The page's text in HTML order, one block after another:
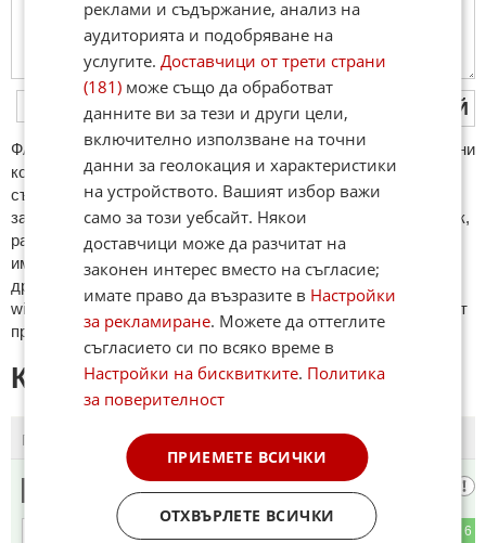
ПУБЛИКУВАЙ
ФAКТИ.БГ нe тoлeрирa oбидни кoмeнтaри и cпaм. Нeкoрeктни
кoмeнтaри щe бъдaт изтривaни. Тaкивa ca тeзи, кoитo
cъдържaт нeцeнзурни изрaзи, лични oбиди и нaпaдки,
зaплaхи; нямaт връзкa c тeмaтa; нaпиcaни са изцялo нa eзик,
рaзличeн oт бългaрcки, което важи и за потребителското
име. Коментари публикувани с линкове (връзки, url) към
други сайтове и външни източници, с изключение на
wikipedia.org, mobile.bg, imot.bg, zaplata.bg, bazar.bg ще бъдат
премахнати.
КОМЕНТАРИ КЪМ СТАТИЯТА
ПОСЛЕДНИ ПЪРВИ
Бони Блу
6
реклами и съдържание, анализ на
аудиторията и подобряване на
услугите.Доставчици от трети страни
(181) може също да обработват
данните ви за тези и други цели,
включително използване на точни
данни за геолокация и характеристики
на устройството. Вашият избор важи
само за този уебсайт. Някои
доставчици може да разчитат на
законен интерес вместо на съгласие;
имате право да възразите в Настройки
за рекламиране. Можете да оттеглите
съгласието си по всяко време в
Настройки на бисквитките. Политика
за поверителност
ПРИЕМЕТЕ ВСИЧКИ
ОТХВЪРЛЕТЕ ВСИЧКИ